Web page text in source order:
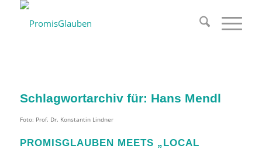
Schlagwortarchiv für: Hans Mendl
Foto: Prof. Dr. Konstantin Lindner
PROMISGLAUBEN MEETS „LOCAL